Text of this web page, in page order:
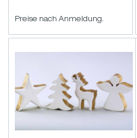
Preise nach Anmeldung.